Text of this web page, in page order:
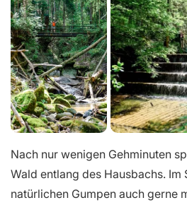
Nach nur wenigen Gehminuten
Wald entlang des Hausbachs. Im
natürlichen Gumpen auch gerne